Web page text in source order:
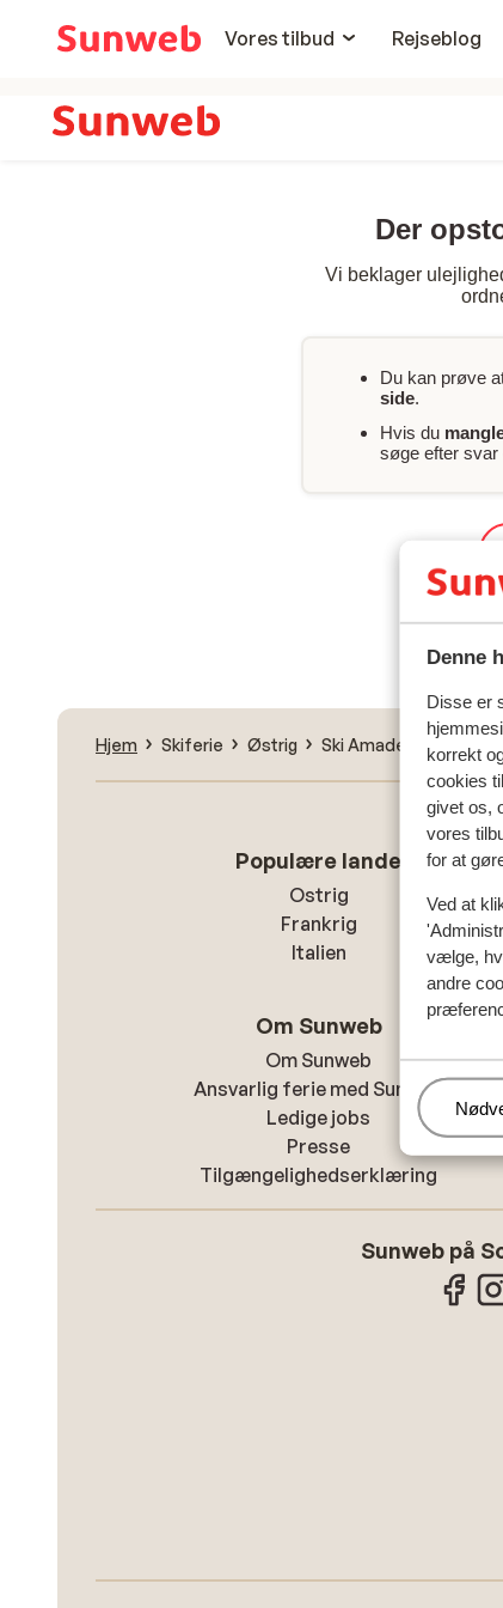
Denne
Disse er
korrekt
cookies
givet os,
vores
for at
Ved at
vælge,
andre
Vores tilbud
Rejseblog
Der
Vi beklager
Du kan prøve
side.
Hvis du
søge efter svar
Hjem Skiferie Østrig Ski Amadé Bad
Populære lande
Ostrig
Frankrig
Italien
Om Sunweb
Om Sunweb
Ansvarlig ferie med Sunweb
Ledige jobs
Presse
Tilgængelighedserklæring
Sunweb på